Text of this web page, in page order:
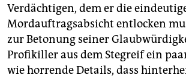
Verdächtigen, dem er die
Mordauftragsabsicht entlocken
zur Betonung seiner
Profikiller aus dem Stegreif ein
wie horrende Details, dass